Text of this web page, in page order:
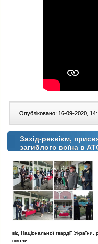
Опубліковано: 16-09-2020,
Захід-реквієм,
загиблого воїна в
від Національної гвардії
школи.